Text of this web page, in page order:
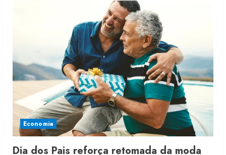
Economia
Dia dos Pais reforça retomada da moda